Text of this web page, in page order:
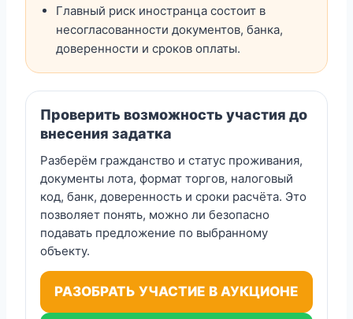
Главный риск иностранца состоит в
несогласованности документов, банка,
доверенности и сроков оплаты.
Проверить возможность участия до
внесения задатка
Разберём гражданство и статус проживания,
документы лота, формат торгов, налоговый
код, банк, доверенность и сроки расчёта. Это
позволяет понять, можно ли безопасно
подавать предложение по выбранному
объекту.
РАЗОБРАТЬ УЧАСТИЕ В АУКЦИОНЕ